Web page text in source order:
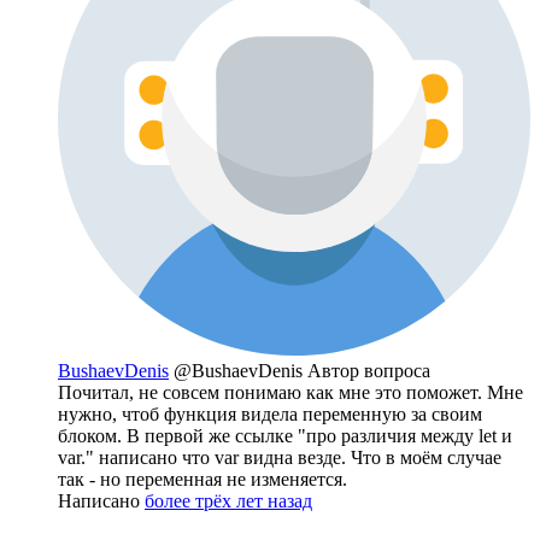
BushaevDenis @BushaevDenis Автор вопроса
Почитал, не совсем понимаю как мне это поможет. Мне
нужно, чтоб функция видела переменную за своим
блоком. В первой же ссылке "про различия между let и
var." написано что var видна везде. Что в моём случае
так - но переменная не изменяется.
Написано более трёх лет назад